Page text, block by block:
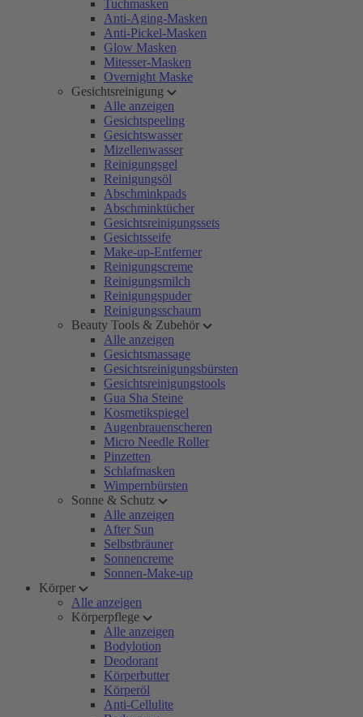
Tuchmasken
Anti-Aging-Masken
Anti-Pickel-Masken
Glow Masken
Mitesser-Masken
Overnight Maske
Gesichtsreinigung
Alle anzeigen
Gesichtspeeling
Gesichtswasser
Mizellenwasser
Reinigungsgel
Reinigungsöl
Abschminkpads
Abschminktücher
Gesichtsreinigungssets
Gesichtsseife
Make-up-Entferner
Reinigungscreme
Reinigungsmilch
Reinigungspuder
Reinigungsschaum
Beauty Tools & Zubehör
Alle anzeigen
Gesichtsmassage
Gesichtsreinigungsbürsten
Gesichtsreinigungstools
Gua Sha Steine
Kosmetikspiegel
Augenbrauenscheren
Micro Needle Roller
Pinzetten
Schlafmasken
Wimpernbürsten
Sonne & Schutz
Alle anzeigen
After Sun
Selbstbräuner
Sonnencreme
Sonnen-Make-up
Körper
Alle anzeigen
Körperpflege
Alle anzeigen
Bodylotion
Deodorant
Körperbutter
Körperöl
Anti-Cellulite